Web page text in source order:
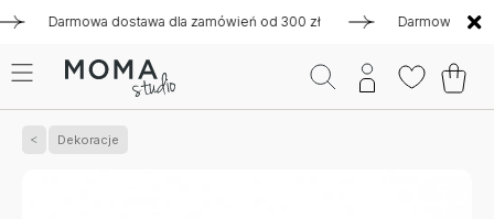
Darmowa dostawa dla zamówień od 300 zł Darmowa dostawa
Dekoracje